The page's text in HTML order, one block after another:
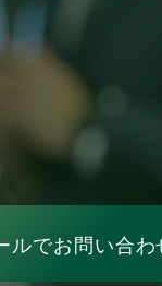
ルでお問い合わ